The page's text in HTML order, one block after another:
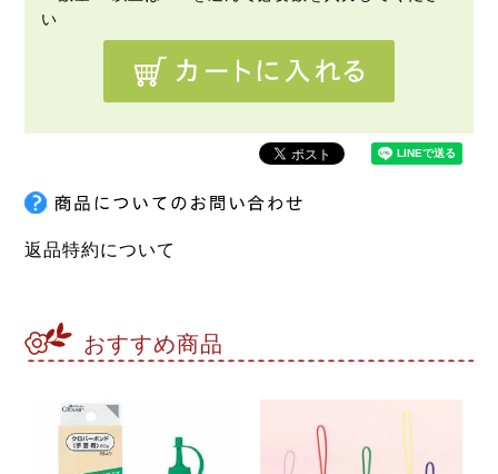
返品特約について
おすすめ商品